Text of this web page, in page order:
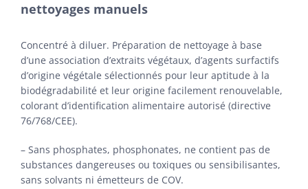
nettoyages manuels
Concentré à diluer. Préparation de nettoyage à base
d’une association d’extraits végétaux, d’agents surfactifs
d’origine végétale sélectionnés pour leur aptitude à la
biodégradabilité et leur origine facilement renouvelable,
colorant d’identification alimentaire autorisé (directive
76/768/CEE).
– Sans phosphates, phosphonates, ne contient pas de
substances dangereuses ou toxiques ou sensibilisantes,
sans solvants ni émetteurs de COV.